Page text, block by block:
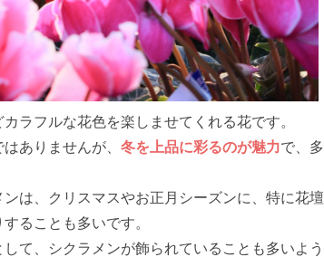
ラフルな花色を楽しませてくれる花です。
ありませんが、 冬を上品に彩るのが魅力で、多
は、クリスマスやお正月シーズンに、特に花壇
ることも多いです。
て、シクラメンが飾られていることも多いよう